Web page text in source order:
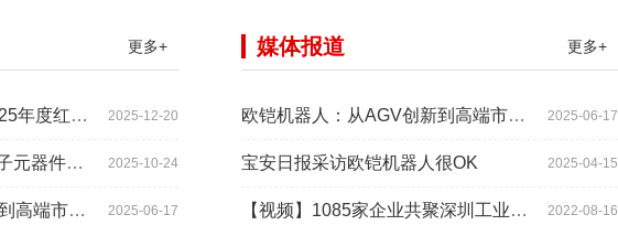
更多+
2025-12-20
红帆奖！
2025-10-24
年10月28-
2025-06-17
的领导蜕变
更多+
媒体报道
2025-06-17
欧铠机器人：从AGV创新到高端市场的领导蜕变
2025-04-15
宝安日报采访欧铠机器人很OK
2022-08-16
【视频】1085家企业共聚深圳工业展，为“双链”畅通堵点、卡点